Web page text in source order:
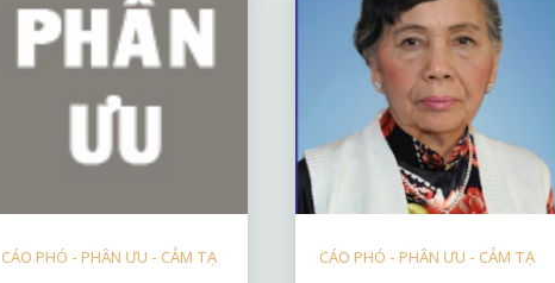
CÁO PHÓ - PHÂN ƯU - CẢM TẠ CÁO PHÓ - PHÂN ƯU - CẢM TẠ